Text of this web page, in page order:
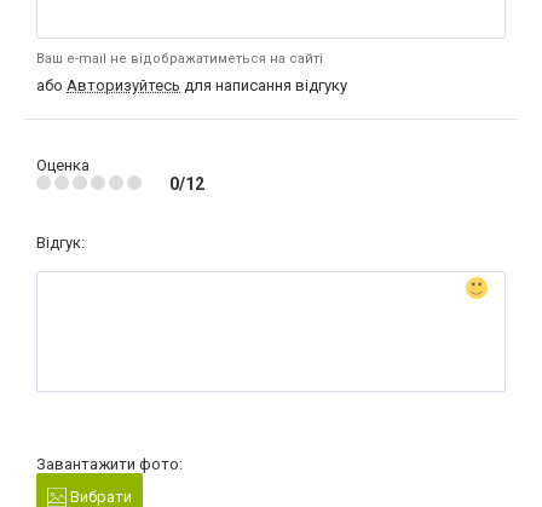
Ваш e-mail не відображатиметься на сайті
або Авторизуйтесь для написання відгуку
Оценка
0/12
Відгук:
Завантажити фото:
Вибрати